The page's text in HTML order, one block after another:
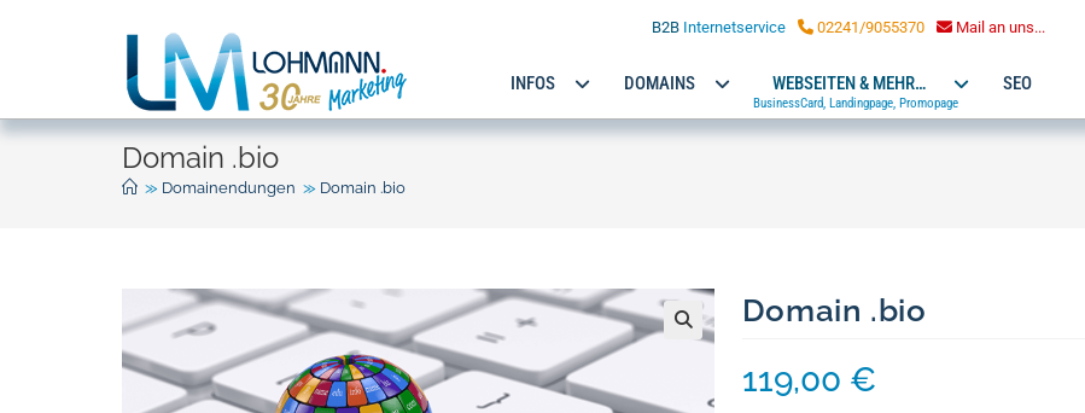
LOHMANN MARKETING
B2B Internetservice 02241/9055370 Mail an uns...
INFOS DOMAINS WEBSEITEN & MEHR…
BusinessCard, Landingpage, Promopage
SEO
Domain .bio
>> Domainendungen >> Domain .bio
Domain .bio
119,00 €